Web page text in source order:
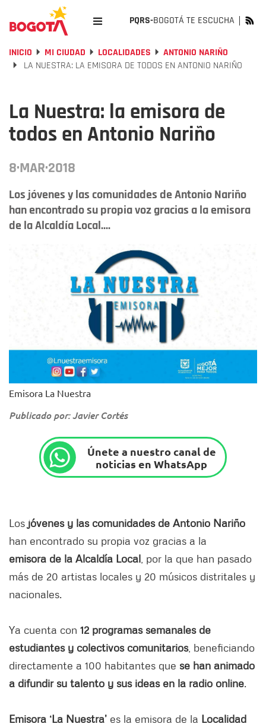
PQRS-BOGOTÁ TE ESCUCHA
INICIO MI CIUDAD LOCALIDADES
ANTONIO NARIÑO
LA NUESTRA: LA EMISORA DE TODOS EN ANTONIO NARIÑO
La Nuestra: la emisora de
todos en Antonio Nariño
8·MAR·2018
Los jóvenes y las comunidades de Antonio Nariño
han encontrado su propia voz gracias a la emisora
de la Alcaldía Local....
Emisora La Nuestra
Publicado por: Javier Cortés
Únete a nuestro canal de
noticias en WhatsApp
Los jóvenes y las comunidades de Antonio Nariño
han encontrado su propia voz gracias a la
emisora de la Alcaldía Local , por la que han pasado
más de 20 artistas locales y 20 músicos distritales y
nacionales.
Ya cuenta con 12 programas semanales de
estudiantes y colectivos comunitarios, beneficiando
directamente a 100 habitantes que se han animado
a difundir su talento y sus ideas en la radio online.
Emisora ‘La Nuestra’ es la emisora de la Localidad